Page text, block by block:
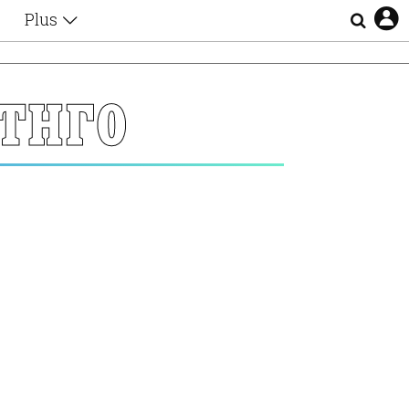
Plus
Αφιερώματα
Ζώδια